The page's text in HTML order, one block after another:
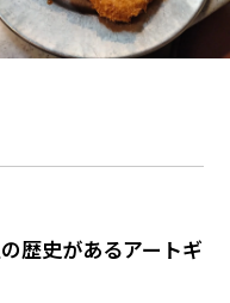
歴史があるアートギ